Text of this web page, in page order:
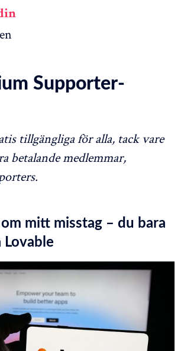
Supporter-
tillgängliga för alla, tack vare
betalande medlemmar,
mitt misstag – du bara
Lovable